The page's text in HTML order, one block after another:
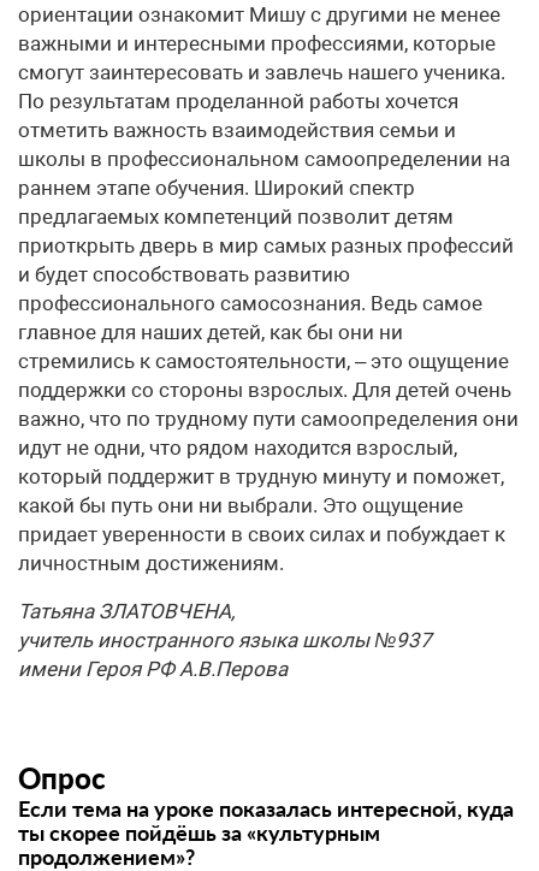
ориентации ознакомит Мишу с другими не менее
важными и интересными профессиями, которые
смогут заинтересовать и завлечь нашего ученика.
По результатам проделанной работы хочется
отметить важность взаимодействия семьи и
школы в профессиональном самоопределении на
раннем этапе обучения. Широкий спектр
предлагаемых компетенций позволит детям
приоткрыть дверь в мир самых разных профессий
и будет способствовать развитию
профессионального самосознания. Ведь самое
главное для наших детей, как бы они ни
стремились к самостоятельности, – это ощущение
поддержки со стороны взрослых. Для детей очень
важно, что по трудному пути самоопределения они
идут не одни, что рядом находится взрослый,
который поддержит в трудную минуту и поможет,
какой бы путь они ни выбрали. Это ощущение
придает уверенности в своих силах и побуждает к
личностным достижениям.
Татьяна ЗЛАТОВЧЕНА,
учитель иностранного языка школы №937
имени Героя РФ А.В.Перова
Опрос
Если тема на уроке показалась интересной, куда
ты скорее пойдёшь за «культурным
продолжением»?